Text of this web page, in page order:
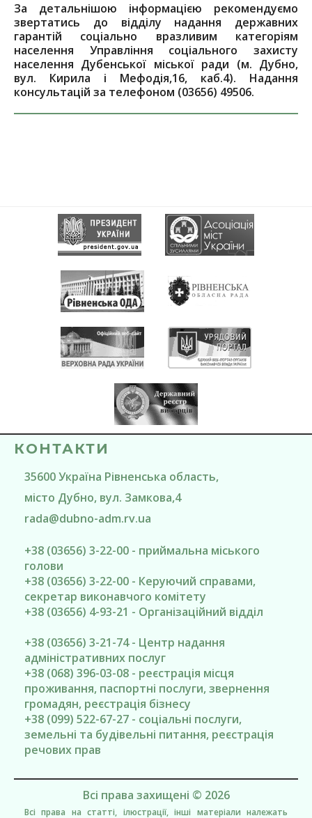
За детальнішою інформацією рекомендуємо
звертатись до відділу надання державних
гарантій соціально вразливим категоріям
населення Управління соціального захисту
населення Дубенської міської ради (м. Дубно,
вул. Кирила і Мефодія,16, каб.4). Надання
консультацій за телефоном (03656) 49506.
КОНТАКТИ
35600Україна Рівненська область,
місто Дубно, вул. Замкова,4
rada@dubno-adm.rv.ua
+38 (03656) 3-22-00 - приймальна міського
голови
+38 (03656) 3-22-00 - Керуючий справами,
секретар виконавчого комітету
+38 (03656) 4-93-21 - Організаційний відділ
+38 (03656) 3-21-74 - Центр надання
адміністративних послуг
+38 (068) 396-03-08 - реєстрація місця
проживання, паспортні послуги, звернення
громадян, реєстрація бізнесу
+38 (099) 522-67-27 - соціальні послуги,
земельні та будівельні питання, реєстрація
речових прав
Всі права захищені © 2026
Всі права на статті, ілюстрації, інші матеріали належать